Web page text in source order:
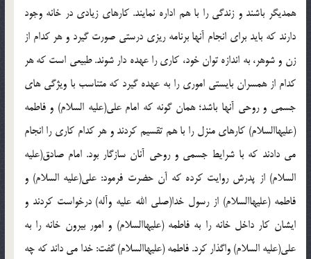
همديگر باشند و زندگي را با هم اداره نمايند. کارهاي زيادي در خانه وجود
دارند که بايد براي انجام آنها برنامه ريزي درستي صورت گيرد و هر کدام از
زن و شوهر، به اندازه توان خود، کاري را عهده دار شوند. طبيعي است که هر
کدام از همسران بايستي اموري را به عهده گيرد که متناسب با ويژگي هاي
جسمي و روحي آنها باشد؛ همان گونه که امام علي(عليه السلام) و فاطمه
(عليهاالسلام) کارهاي منزل را با هم تقسيم کردند و هر کدام کاري را انجام
مي دادند که با شرايط جسمي و روحي آنان سازگار بود. امام صادق(عليه
السلام) از پدرش روايت کرده که آن حضرت فرمود: علي(عليه السلام) و
فاطمه (عليهاالسلام) از رسول خدا(صلي الله عليه وآله) درخواست کردند و
ايشان کار داخل خانه را به فاطمه (عليهاالسلام) و امور بيرون خانه را به
علي(عليه السلام) واگذار کرد. فاطمه (عليهاالسلام) گفت: خدا مي داند که چه